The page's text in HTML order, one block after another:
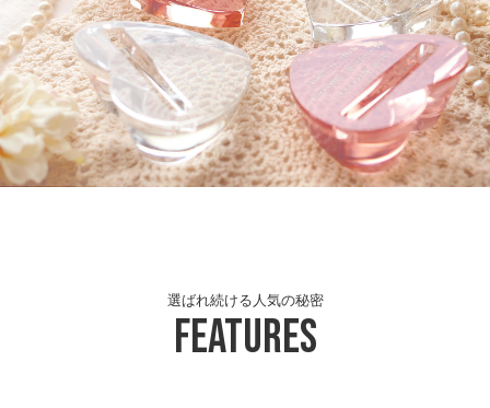
Features
選ばれ続ける人気の秘密